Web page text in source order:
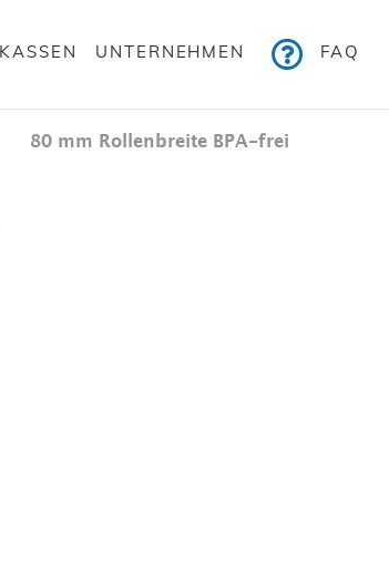
UNTERNEHMEN FAQ
80 mm Rollenbreite BPA-frei